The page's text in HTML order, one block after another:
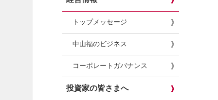
トップメッセージ
中山福のビジネス
コーポレートガバナンス
投資家の皆さまへ